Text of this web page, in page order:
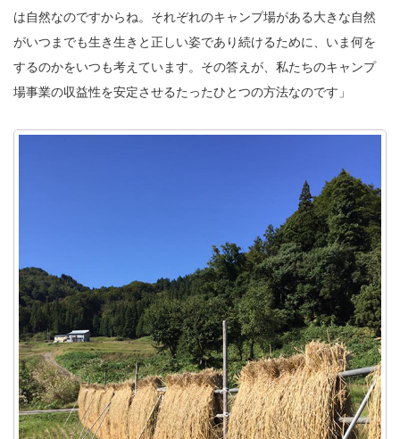
は自然なのですからね。それぞれのキャンプ場がある大きな自然
がいつまでも生き生きと正しい姿であり続けるために、いま何を
するのかをいつも考えています。その答えが、私たちのキャンプ
場事業の収益性を安定させるたったひとつの方法なのです」